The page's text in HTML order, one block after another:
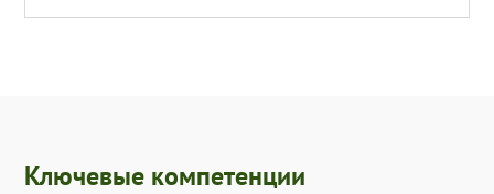
Ключевые компетенции